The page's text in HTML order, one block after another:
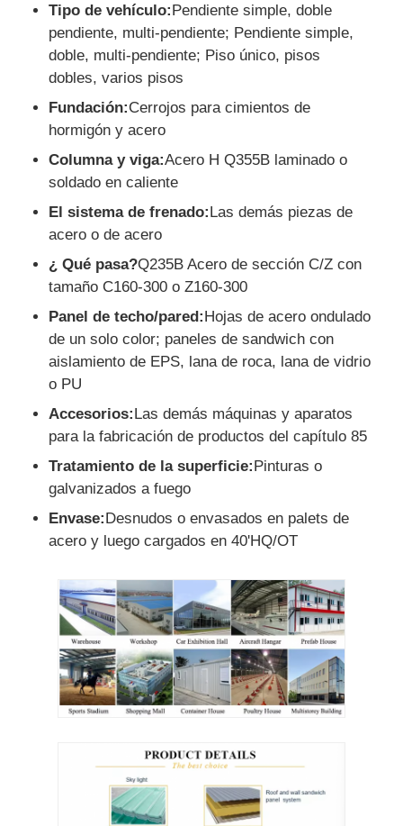
Tipo de vehículo:Pendiente simple, doble
pendiente, multi-pendiente; Pendiente simple,
doble, multi-pendiente; Piso único, pisos
dobles, varios pisos
Fundación:Cerrojos para cimientos de
hormigón y acero
Columna y viga:Acero H Q355B laminado o
soldado en caliente
El sistema de frenado:Las demás piezas de
acero o de acero
¿ Qué pasa?Q235B Acero de sección C/Z con
tamaño C160-300 o Z160-300
Panel de techo/pared:Hojas de acero ondulado
de un solo color; paneles de sandwich con
aislamiento de EPS, lana de roca, lana de vidrio
o PU
Accesorios:Las demás máquinas y aparatos
para la fabricación de productos del capítulo 85
Tratamiento de la superficie:Pinturas o
galvanizados a fuego
Envase:Desnudos o envasados en palets de
acero y luego cargados en 40'HQ/OT